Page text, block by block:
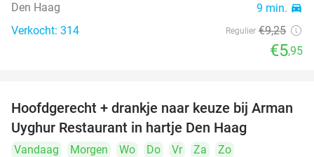
Den Haag 9 min. directions_car
Verkocht: 314 Regulier €9,25
€5,95
30%
Hoofdgerecht + drankje naar keuze bij Arman
Uyghur Restaurant in hartje Den Haag
Vandaag Morgen Wo Do Vr Za
Zo